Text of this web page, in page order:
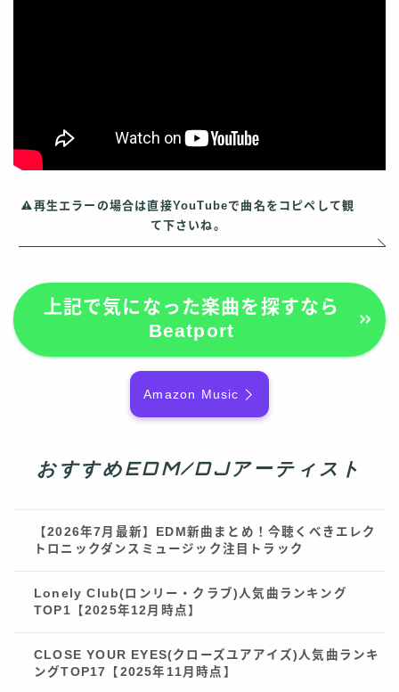
再生エラーの場合は直接YouTubeで曲名をコピペして観
て下さいね。
上記で気になった楽曲を探すなら
Beatport
Amazon Music
おすすめEDM/DJアーティスト
【2026年7月最新】EDM新曲まとめ！今聴くべきエレク
トロニックダンスミュージック注目トラック
Lonely Club(ロンリー・クラブ)人気曲ランキング
TOP1【2025年12月時点】
CLOSE YOUR EYES(クローズユアアイズ)人気曲ランキ
ングTOP17【2025年11月時点】